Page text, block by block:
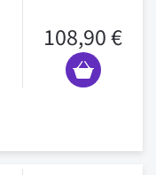
108,90 €